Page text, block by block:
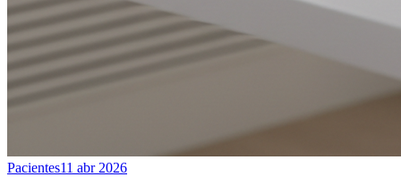
Pacientes11 abr 2026